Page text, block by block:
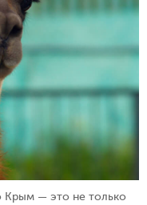
Кpым — этo не только